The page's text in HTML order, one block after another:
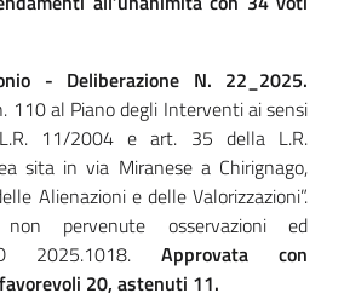
- Deliberazione N. 22_2025.
110 al Piano degli Interventi ai sensi
11/2004 e art. 35 della L.R.
sita in via Miranese a Chirignago,
Alienazioni e delle Valorizzazioni”.
pervenute osservazioni ed
2025.1018. Approvata con
20, astenuti 11.